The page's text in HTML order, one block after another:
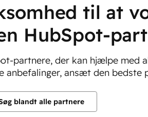
til at
HubSpot-
partnere, der kan hjælpe med
anbefalinger, ansæt den bedste
blandt alle partnere